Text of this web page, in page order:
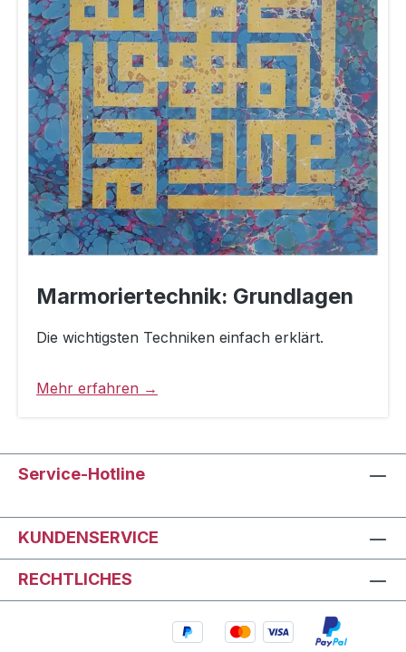
Marmoriertechnik: Grundlagen
Die wichtigsten Techniken einfach erklärt.
Mehr erfahren →
Service-Hotline
KUNDENSERVICE
RECHTLICHES